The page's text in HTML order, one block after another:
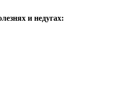
и недугах: